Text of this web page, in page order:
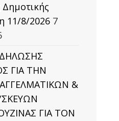
11/8/2026 7
ΓΙΑ ΤΗΝ
&
ΓΙΑ ΤΟΝ